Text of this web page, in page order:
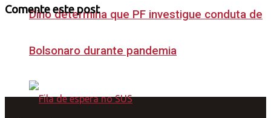
Dino determina que PF investigue conduta de
Bolsonaro durante pandemia
Comente este post